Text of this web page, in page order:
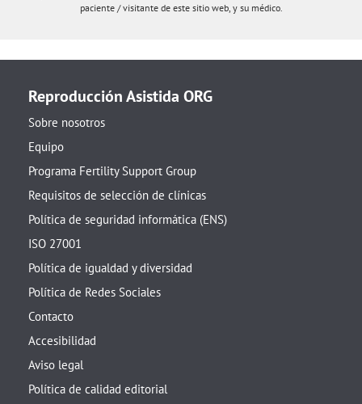
paciente / visitante de este sitio web, y su médico.
Reproducción Asistida ORG
Sobre nosotros
Equipo
Programa Fertility Support Group
Requisitos de selección de clínicas
Política de seguridad informática (ENS)
ISO 27001
Política de igualdad y diversidad
Política de Redes Sociales
Contacto
Accesibilidad
Aviso legal
Política de calidad editorial